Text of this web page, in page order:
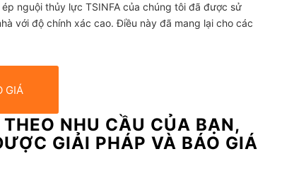
nguội thủy lực TSINFA của chúng tôi đã được sử
với độ chính xác cao. Điều này đã mang lại cho các
GIÁ
NHU CẦU CỦA BẠN,
GIẢI PHÁP VÀ BÁO GIÁ